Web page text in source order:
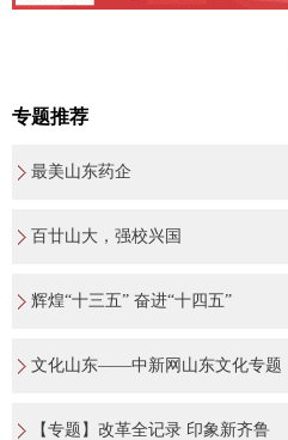
专题推荐
最美山东药企
百廿山大，强校兴国
辉煌“十三五” 奋进“十四五”
文化山东——中新网山东文化专题
【专题】改革全记录 印象新齐鲁